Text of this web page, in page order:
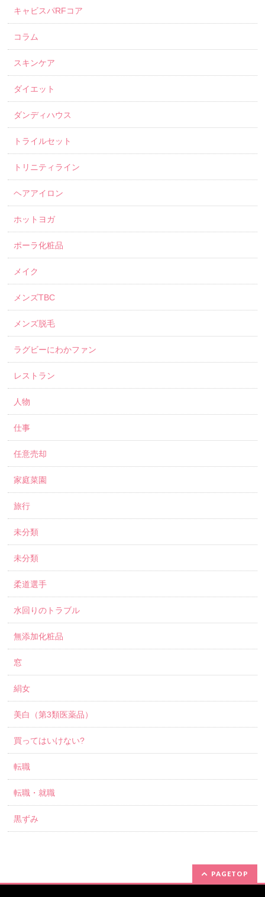
キャビスパRFコア
コラム
スキンケア
ダイエット
ダンディハウス
トライルセット
トリニティライン
ヘアアイロン
ホットヨガ
ポーラ化粧品
メイク
メンズTBC
メンズ脱毛
ラグビーにわかファン
レストラン
人物
仕事
任意売却
家庭菜園
旅行
未分類
未分類
柔道選手
水回りのトラブル
無添加化粧品
窓
絹女
美白（第3類医薬品）
買ってはいけない?
転職
転職・就職
黒ずみ
PAGETOP